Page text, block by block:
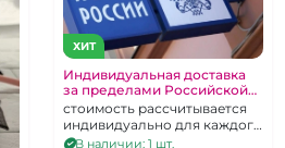
ХИТ
Индивидуальная доставка
за пределами Российской
Федерации
стоимость рассчитывается
индивидуально для каждого
клиента (указанная цена в 1
В наличии: 1 шт.